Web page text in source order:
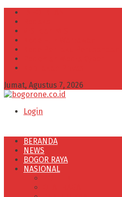
Jumat, Agustus 7, 2026
Login
BERANDA
NEWS
BOGOR RAYA
NASIONAL